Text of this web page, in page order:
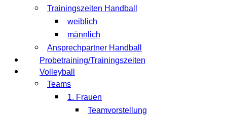
Trainingszeiten Handball
weiblich
männlich
Ansprechpartner Handball
Probetraining/Trainingszeiten
Volleyball
Teams
1. Frauen
Teamvorstellung